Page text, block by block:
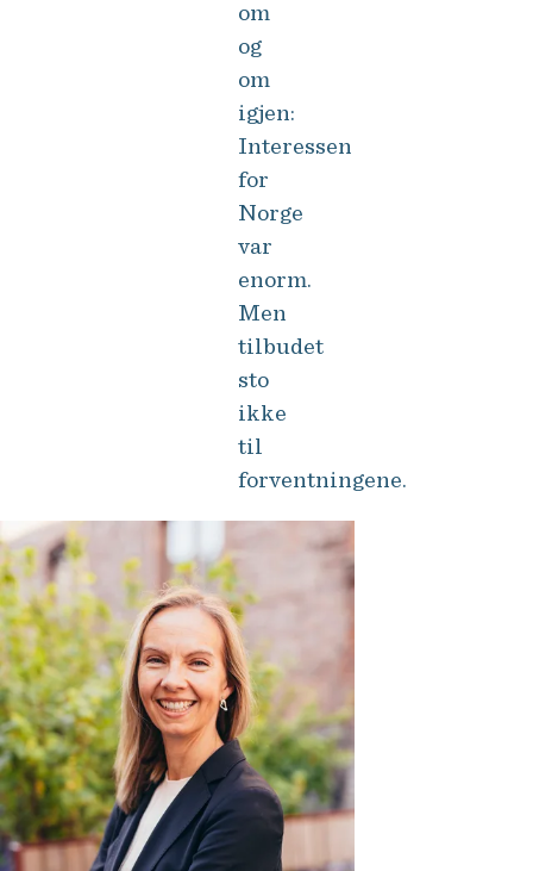
om
og
om
igjen:
Interessen
for
Norge
var
enorm.
Men
tilbudet
sto
ikke
til
forventningene.